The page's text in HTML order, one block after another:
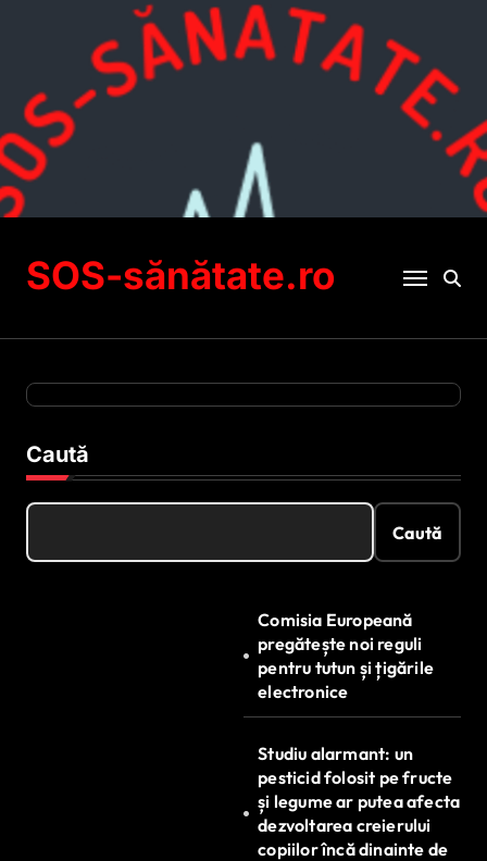
SOS-sănătate.ro
Caută
Caută
Comisia Europeană
pregătește noi reguli
pentru tutun și țigările
electronice
Studiu alarmant: un
pesticid folosit pe fructe
și legume ar putea afecta
dezvoltarea creierului
copiilor încă dinainte de